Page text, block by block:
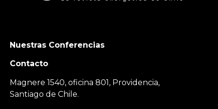
Nuestras Conferencias
Contacto
Magnere 1540, oficina 801, Providencia,
Santiago de Chile.